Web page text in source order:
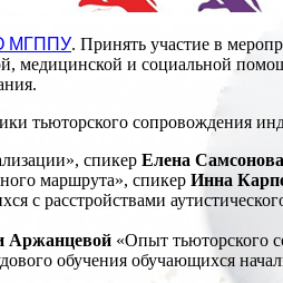
МГППУ. Принять участие в
медицинской и социальной
тьюторского сопровождения
спикер Елена Самсонова
маршрута», спикер Инна
с расстройствами
Аржанцевой «Опыт тьюторского
обучения обучающихся